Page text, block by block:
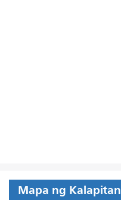
Mapa ng Kalapitan